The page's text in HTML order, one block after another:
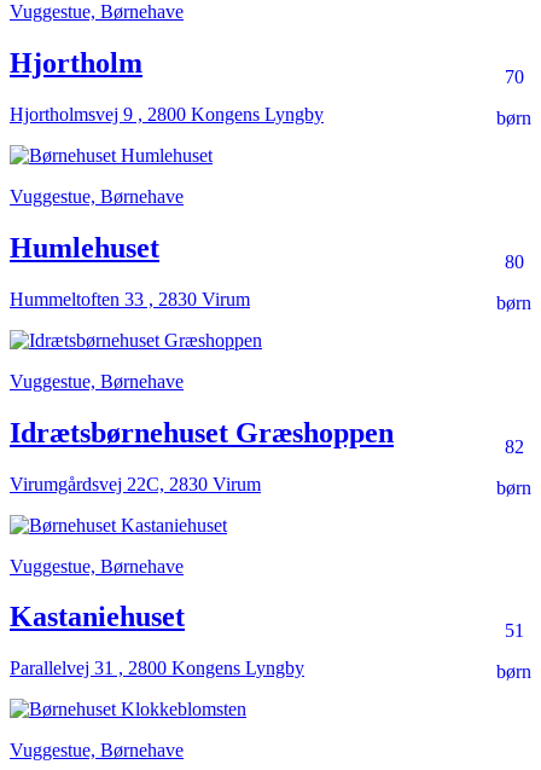
Vuggestue, Børnehave
70
børn
Hjortholm
Hjortholmsvej 9 , 2800 Kongens Lyngby
Vuggestue, Børnehave
80
børn
Humlehuset
Hummeltoften 33 , 2830 Virum
Vuggestue, Børnehave
82
børn
Idrætsbørnehuset Græshoppen
Virumgårdsvej 22C, 2830 Virum
Vuggestue, Børnehave
51
børn
Kastaniehuset
Parallelvej 31 , 2800 Kongens Lyngby
Vuggestue, Børnehave